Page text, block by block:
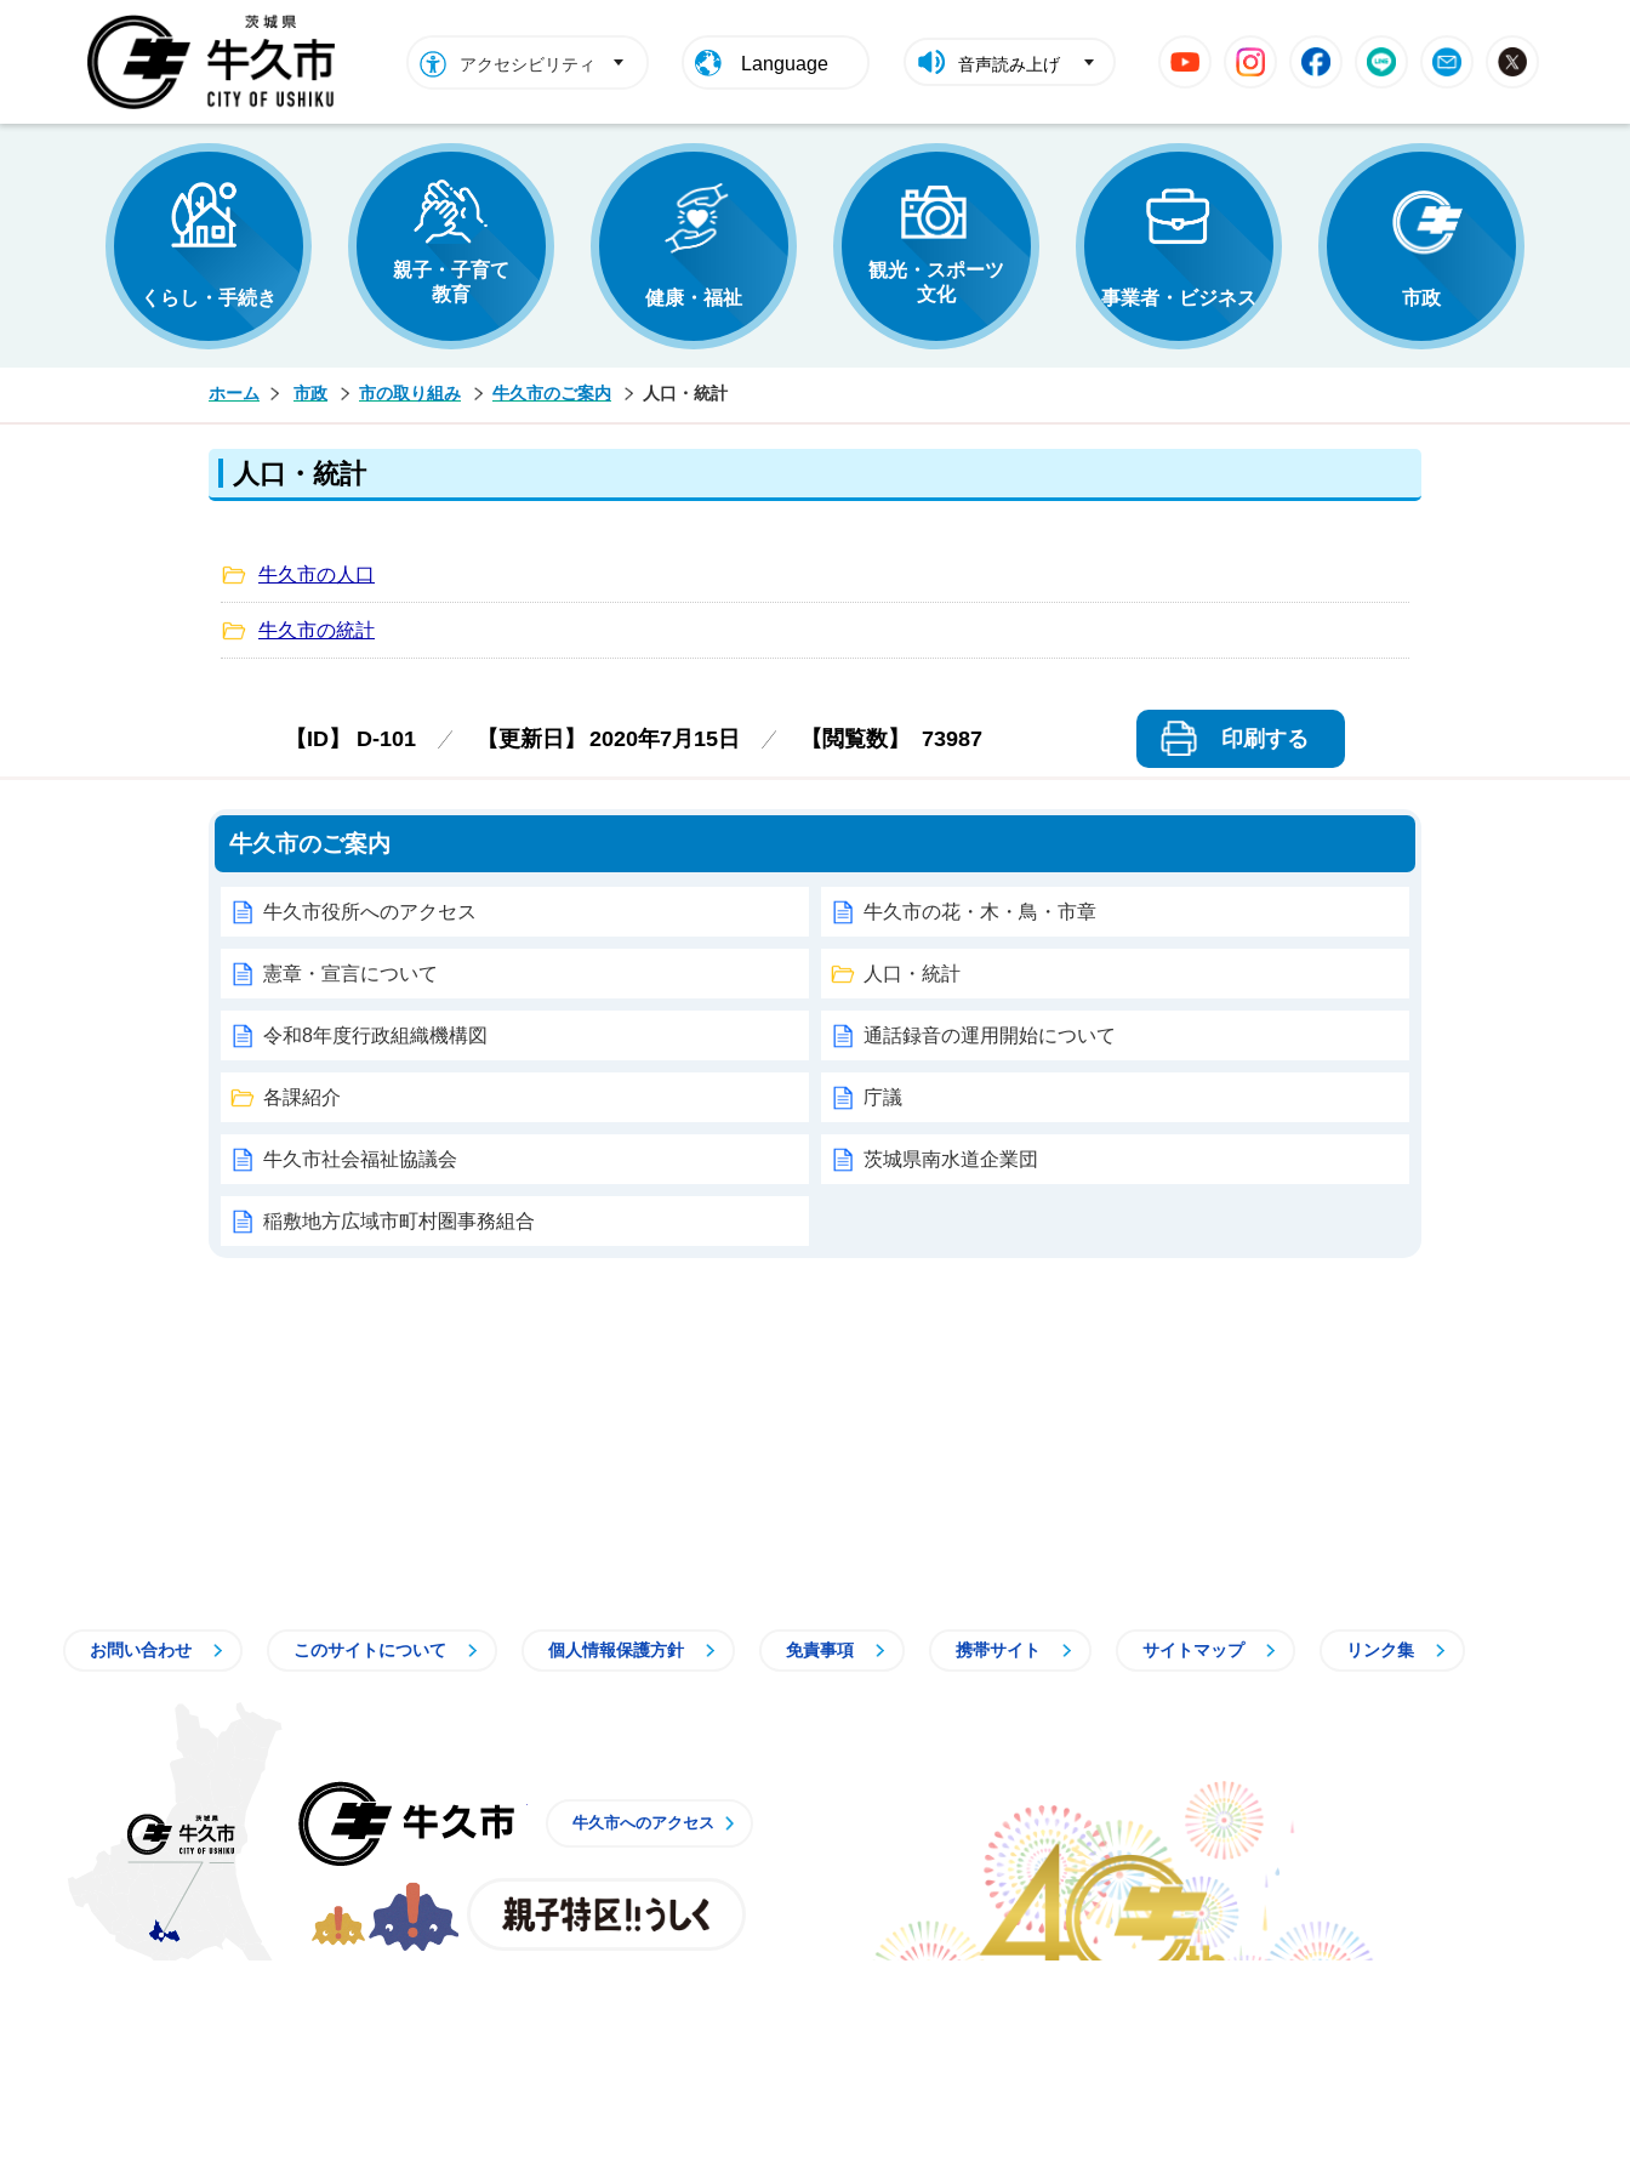
アクセシビリティ Language 音声読み上げ
YouTube InstagramFacebookLINE Mail
くらし・手続き
親子・子育て
教育
健康・福祉
観光・スポーツ
文化
事業者・ビジネス 市政
ホーム 市政 市の取り組み 牛久市のご案内 人口・統計
人口・統計
牛久市の人口
牛久市の統計
【ID】 D-101 【更新日】 2020年7月15日 【閲覧数】 73987 印刷する
牛久市のご案内
牛久市役所へのアクセス 牛久市の花・木・鳥・市章
憲章・宣言について 人口・統計
令和8年度行政組織機構図 通話録音の運用開始について
各課紹介 庁議
牛久市社会福祉協議会 茨城県南水道企業団
稲敷地方広域市町村圏事務組合
お問い合わせ このサイトについて 個人情報保護方針 免責事項 携帯サイト サイトマップ リンク集
牛久市へのアクセス